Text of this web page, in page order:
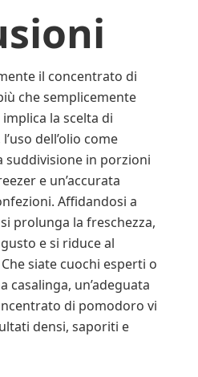
il concentrato di
che semplicemente
la scelta di
dell’olio come
in porzioni
e un’accurata
Affidandosi a
prolunga la freschezza,
e si riduce al
siate cuochi esperti o
casalinga, un’adeguata
di pomodoro vi
densi, saporiti e